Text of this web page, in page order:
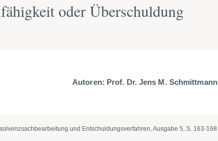
oder Überschuldung
Autoren: Prof. Dr. Jens M. Schmittmann
und Entschuldungsverfahren, Ausgabe 5, S. 163-168